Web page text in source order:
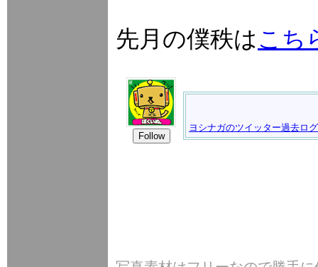
先月の僕秩は こち